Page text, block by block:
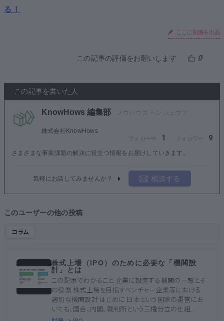
る！
ここに知識を出品
この記事の評価をお願いします 0
この記事を書いた人
KnowHows 編集部
株式会社KnowHows
1 9
さまざまな事業課題の解決に役立つ情報をお届けしていきます。
気軽にお話してみませんか？ 相談する
このユーザーの他の投稿
コラム
株式上場（IPO）のために必要な「機関設
計」とは
この記事でわかること 企業に設置する機関の一覧とそ
の役割 株式上場を目指すベンチャー企業等における
適切な機関設計 はじめに 日本という国家の運営にお
いても、国会、内閣、裁判所という三権分立の仕組...